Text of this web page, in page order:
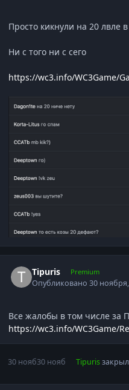
Просто кикнули на 20 лвле
Ни с того ни с сего
https://wc3.info/WC3Game/
Tipuris Premium
Опубликовано30
Все жалобы в том числе за
https://wc3.info/WC3Game/
30 нояб30 нояб Tipuris